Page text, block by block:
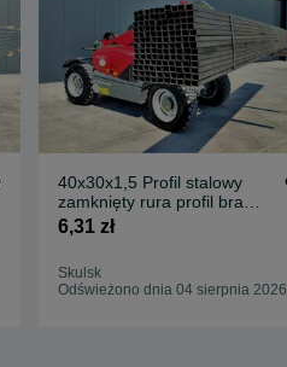
40x30x1,5 Profil stalowy
zamknięty rura profil brama
drzwi
6,31 zł
Skulsk
Odświeżono dnia 04 sierpnia 2026